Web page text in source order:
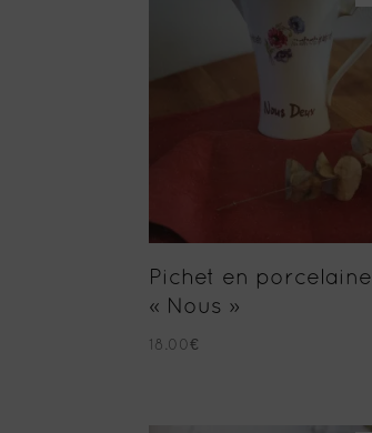
Pichet en porcelaine
« Nous »
18.00€